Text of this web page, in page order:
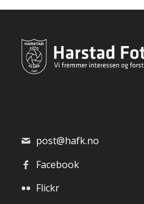
post@hafk.no
Facebook
Flickr